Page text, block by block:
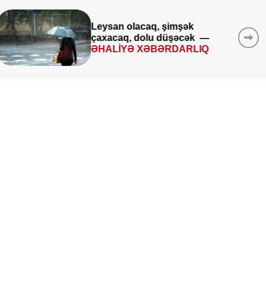
MÜSAHİBƏ
MARAQLI
Avqustun 8-9-u ilə bağlı
XƏBƏRDARLIQ